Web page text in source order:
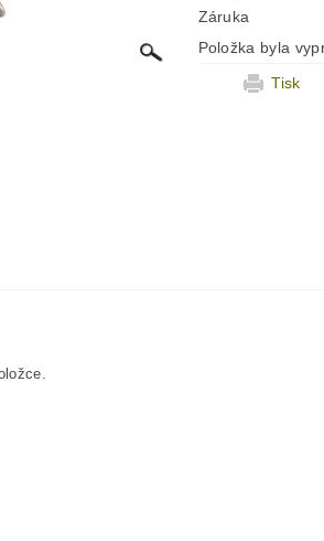
Záruka
Položka byla
Tisk